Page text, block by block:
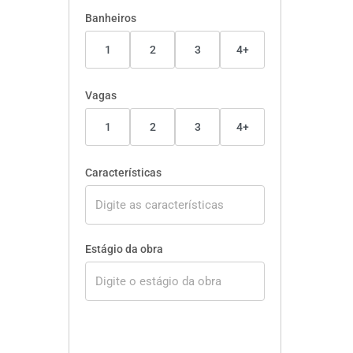
Banheiros
1 2 3 4+
Vagas
1 2 3 4+
Características
Estágio da obra